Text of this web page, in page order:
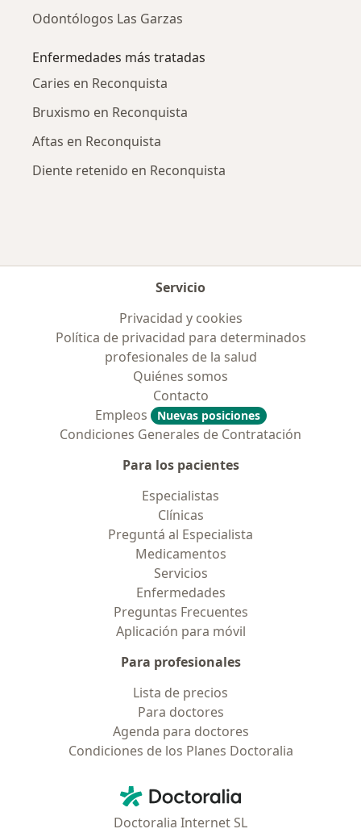
Odontólogos Las Garzas
Enfermedades más tratadas
Caries en Reconquista
Bruxismo en Reconquista
Aftas en Reconquista
Diente retenido en Reconquista
Servicio
Privacidad y cookies
Política de privacidad para determinados
profesionales de la salud
Quiénes somos
Contacto
Empleos
Nuevas posiciones
Condiciones Generales de Contratación
Para los pacientes
Especialistas
Clínicas
Preguntá al Especialista
Medicamentos
Servicios
Enfermedades
Preguntas Frecuentes
Aplicación para móvil
Para profesionales
Lista de precios
Para doctores
Agenda para doctores
Condiciones de los Planes Doctoralia
Doctoralia - Página de inicio
Doctoralia Internet SL